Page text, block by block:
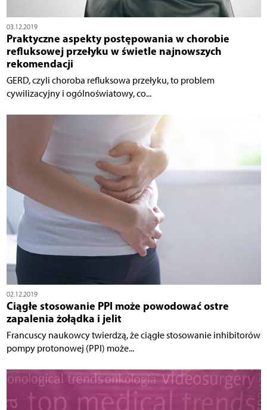
03.12.2019
Praktyczne aspekty postępowania w chorobie
refluksowej przełyku w świetle najnowszych
rekomendacji
GERD, czyli choroba refluksowa przełyku, to problem
cywilizacyjny i ogólnoświatowy, co...
02.12.2019
Ciągłe stosowanie PPI może powodować ostre
zapalenia żołądka i jelit
Francuscy naukowcy twierdzą, że ciągłe stosowanie inhibitorów
pompy protonowej (PPI) może...